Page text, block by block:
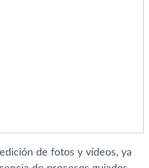
de fotos y vídeos, ya